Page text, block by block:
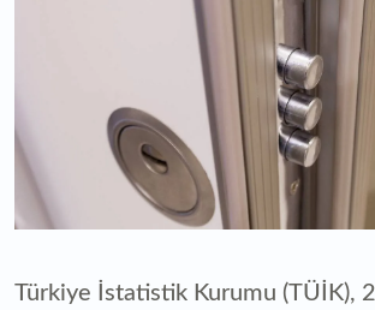
Türkiye İstatistik Kurumu (TÜİK),